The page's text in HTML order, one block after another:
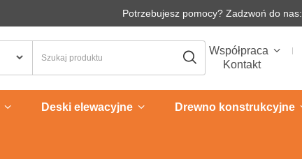
Potrzebujesz pomocy? Zadzwoń do nas:
Współpraca
Kontakt
Deski elewacyjne Drewno konstrukcyjne